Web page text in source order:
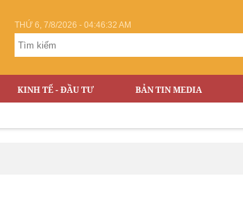
THỨ 6, 7/8/2026 - 04:46:33 AM
KINH TẾ - ĐẦU TƯ BẢN TIN MEDIA